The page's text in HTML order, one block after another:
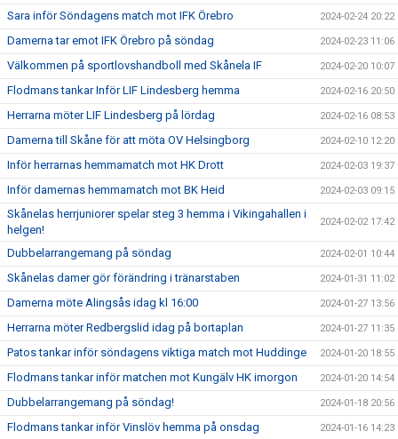
Sara inför Söndagens match mot IFK Örebro 2024-02-24 20:22
Damerna tar emot IFK Örebro på söndag 2024-02-23 11:06
Välkommen på sportlovshandboll med Skånela IF 2024-02-20 10:07
Flodmans tankar Inför LIF Lindesberg hemma 2024-02-16 20:50
Herrarna möter LIF Lindesberg på lördag 2024-02-16 08:53
Damerna till Skåne för att möta OV Helsingborg 2024-02-10 12:20
Inför herrarnas hemmamatch mot HK Drott 2024-02-03 19:37
Inför damernas hemmamatch mot BK Heid 2024-02-03 09:15
Skånelas herrjuniorer spelar steg 3 hemma i Vikingahallen i
helgen!
2024-02-02 17:42
Dubbelarrangemang på söndag 2024-02-01 10:44
Skånelas damer gör förändring i tränarstaben 2024-01-31 11:02
Damerna möte Alingsås idag kl 16:00 2024-01-27 13:56
Herrarna möter Redbergslid idag på bortaplan 2024-01-27 11:35
Patos tankar inför söndagens viktiga match mot Huddinge 2024-01-20 18:55
Flodmans tankar inför matchen mot Kungälv HK imorgon 2024-01-20 14:54
Dubbelarrangemang på söndag! 2024-01-18 20:56
Flodmans tankar inför Vinslöv hemma på onsdag 2024-01-16 14:23